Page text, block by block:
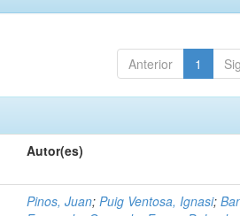
Anterior 1
Autor(es)
Pinos, Juan;Puig Ventosa, Ignasi;